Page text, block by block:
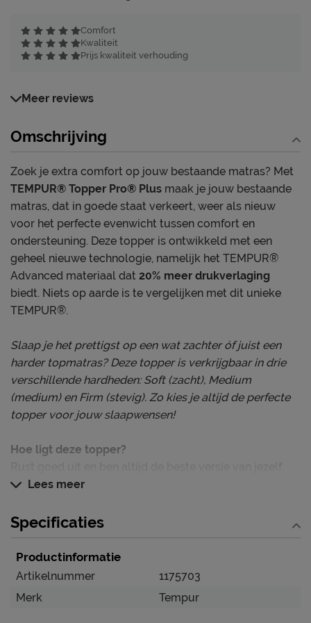
Comfort
Kwaliteit
Prijs kwaliteit verhouding
Meer reviews
Omschrijving
Zoek je extra comfort op jouw bestaande matras? Met
TEMPUR® Topper Pro® Plus maak je jouw bestaande
matras, dat in goede staat verkeert, weer als nieuw
voor het perfecte evenwicht tussen comfort en
ondersteuning. Deze topper is ontwikkeld met een
geheel nieuwe technologie, namelijk het TEMPUR®
Advanced materiaal dat 20% meer drukverlaging
biedt. Niets op aarde is te vergelijken met dit unieke
TEMPUR®.
Slaap je het prettigst op een wat zachter óf juist een
harder topmatras? Deze topper is verkrijgbaar in drie
verschillende hardheden: Soft (zacht), Medium
(medium) en Firm (stevig). Zo kies je altijd de perfecte
topper voor jouw slaapwensen!
Hoe ligt deze topper?
met deze 8 cm hoge
doordat deze topper is gemaakt van het nieuwe
TEMPUR® Advanced materiaal.Deze ongekende
kenmerkende technologie tilt het TEMPUR
naar een geheel nieuw niveau.Door het materiaal
lichaamsvorm, gewicht en temperatuur. Er is geen
Lees meer
Specificaties
Productinformatie
Artikelnummer
1175703
Merk
Tempur